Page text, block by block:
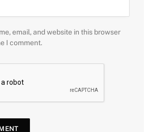
email, and website in this browser
I comment.